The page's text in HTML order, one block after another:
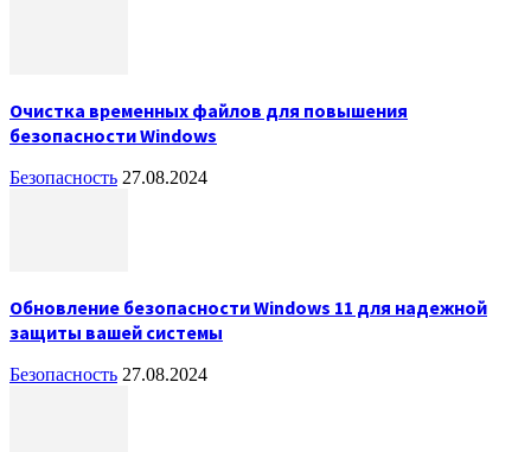
Очистка временных файлов для повышения
безопасности Windows
Безопасность 27.08.2024
Обновление безопасности Windows 11 для надежной
защиты вашей системы
Безопасность 27.08.2024